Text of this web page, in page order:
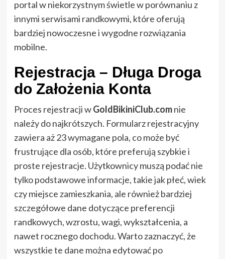
portal w niekorzystnym świetle w porównaniu z
innymi serwisami randkowymi, które oferują
bardziej nowoczesne i wygodne rozwiązania
mobilne.
Rejestracja – Długa Droga
do Założenia Konta
Proces rejestracji wGoldBikiniClub.comnie
należy do najkrótszych. Formularz rejestracyjny
zawiera aż 23 wymagane pola, co może być
frustrujące dla osób, które preferują szybkie i
proste rejestracje. Użytkownicy muszą podać nie
tylko podstawowe informacje, takie jak płeć, wiek
czy miejsce zamieszkania, ale również bardziej
szczegółowe dane dotyczące preferencji
randkowych, wzrostu, wagi, wykształcenia, a
nawet rocznego dochodu. Warto zaznaczyć, że
wszystkie te dane można edytować po